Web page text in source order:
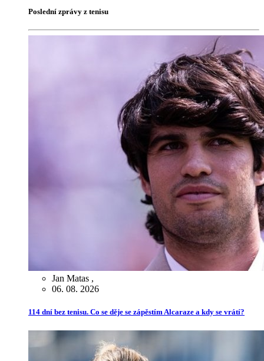
Poslední zprávy z tenisu
Jan Matas ,
06. 08. 2026
114 dní bez tenisu. Co se děje se zápěstím Alcaraze a kdy se vrátí?